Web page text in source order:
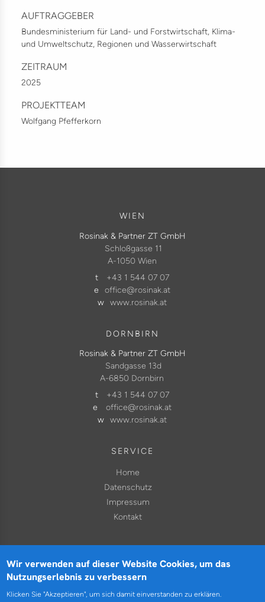
AUFTRAGGEBER
Bundesministerium für Land- und Forstwirtschaft, Klima-
und Umweltschutz, Regionen und Wasserwirtschaft
ZEITRAUM
2025
PROJEKTTEAM
Wolfgang Pfefferkorn
WIEN
Rosinak & Partner ZT GmbH
Schloßgasse 11
A-1050 Wien
t
+43 1 544 07 07
e
office@rosinak.at
w www.rosinak.at
DORNBIRN
Rosinak & Partner ZT GmbH
Sandgasse 13d
A-6850 Dornbirn
t
+43 1 544 07 07
e
office@rosinak.at
w www.rosinak.at
SERVICE
Home
Datenschutz
Impressum
Kontakt
ROSINAK & PARTNER ZT GMBH | VERKEHR. RAUM.
UMWELT. KLIMA.
Wir verwenden auf dieser Website Cookies, um das
Nutzungserlebnis zu verbessern
Klicken Sie "Akzeptieren", um sich damit einverstanden zu erklären.